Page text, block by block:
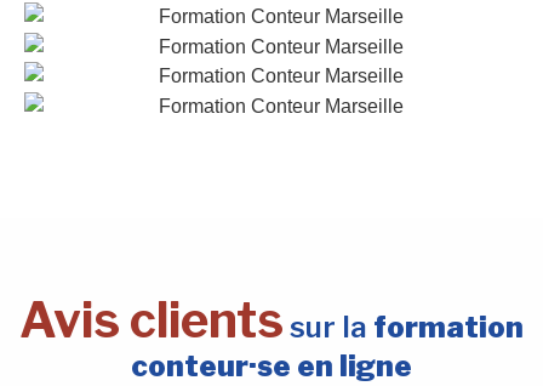
Avis clients sur la formation
conteur·se en ligne